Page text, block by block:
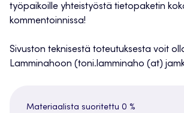
työpaikoille yhteistyöstä tietopaketin
kommentoinnissa!
Sivuston teknisestä toteutuksesta voit
Lamminahoon (toni.lamminaho (at)
Materiaalista suoritettu 0 %